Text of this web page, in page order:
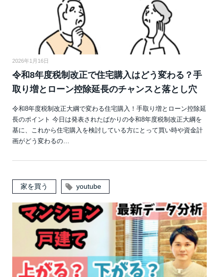
2026年1月16日
令和8年度税制改正で住宅購入はどう変わる？手
取り増とローン控除延長のチャンスと落とし穴
令和8年度税制改正大綱で変わる住宅購入！手取り増とローン控除延
長のポイント 今日は発表されたばかりの令和8年度税制改正大綱を
基に、これから住宅購入を検討している方にとって買い時や資金計
画がどう変わるの…
家を買う youtube